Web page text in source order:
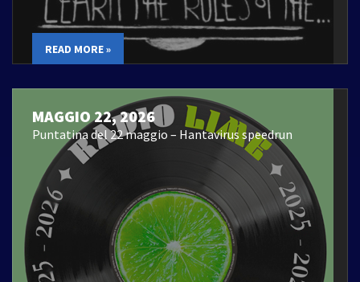
READ MORE »
MAGGIO 22, 2026
Puntatina del 22 maggio – Hantavirus speedrun